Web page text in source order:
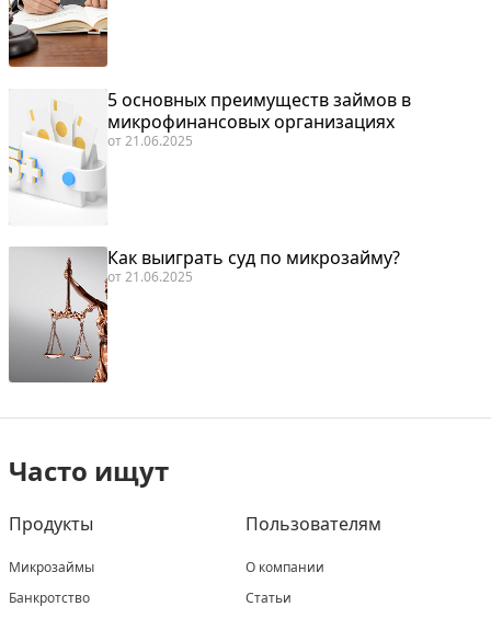
5 основных преимуществ займов в
микрофинансовых организациях
от21.06.2025
Как выиграть суд по микрозайму?
от21.06.2025
Часто ищут
Продукты
Микрозаймы
Банкротство
Пользователям
О компании
Статьи